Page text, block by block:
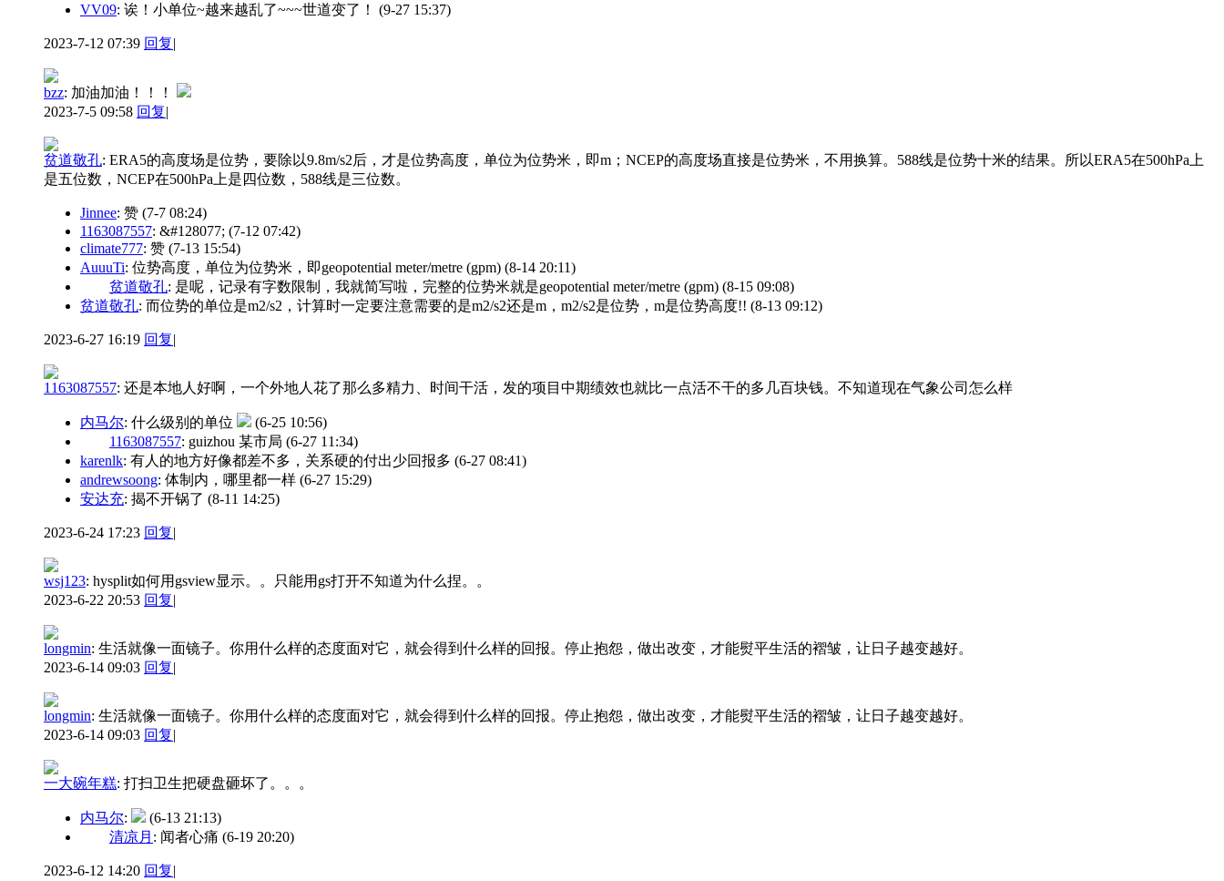
VV09: 诶！小单位~越来越乱了~~~世道变了！ (9-27 15:37)
2023-7-12 07:39 回复|
bzz: 加油加油！！！
2023-7-5 09:58 回复|
贫道敬孔: ERA5的高度场是位势，要除以9.8m/s2后，才是位势高度，单位为位势米，即m；NCEP的高度场直接是位势米，不用换算。588线是位势十米的结果。所以ERA5在500hPa上
是五位数，NCEP在500hPa上是四位数，588线是三位数。
Jinnee: 赞 (7-7 08:24)
1163087557: &#128077; (7-12 07:42)
climate777: 赞 (7-13 15:54)
AuuuTi: 位势高度，单位为位势米，即geopotential meter/metre (gpm) (8-14 20:11)
贫道敬孔: 是呢，记录有字数限制，我就简写啦，完整的位势米就是geopotential meter/metre (gpm) (8-15 09:08)
贫道敬孔: 而位势的单位是m2/s2，计算时一定要注意需要的是m2/s2还是m，m2/s2是位势，m是位势高度!! (8-13 09:12)
2023-6-27 16:19 回复|
1163087557: 还是本地人好啊，一个外地人花了那么多精力、时间干活，发的项目中期绩效也就比一点活不干的多几百块钱。不知道现在气象公司怎么样
内马尔: 什么级别的单位
(6-25 10:56)
1163087557: guizhou 某市局 (6-27 11:34)
karenlk: 有人的地方好像都差不多，关系硬的付出少回报多 (6-27 08:41)
andrewsoong: 体制内，哪里都一样 (6-27 15:29)
安达充: 揭不开锅了 (8-11 14:25)
2023-6-24 17:23 回复|
wsj123: hysplit如何用gsview显示。。只能用gs打开不知道为什么捏。。
2023-6-22 20:53 回复|
longmin: 生活就像一面镜子。你用什么样的态度面对它，就会得到什么样的回报。停止抱怨，做出改变，才能熨平生活的褶皱，让日子越变越好。
2023-6-14 09:03 回复|
longmin: 生活就像一面镜子。你用什么样的态度面对它，就会得到什么样的回报。停止抱怨，做出改变，才能熨平生活的褶皱，让日子越变越好。
2023-6-14 09:03 回复|
一大碗年糕: 打扫卫生把硬盘砸坏了。。。
内马尔:
(6-13 21:13)
清凉月 : 闻者心痛 (6-19 20:20)
2023-6-12 14:20 回复|